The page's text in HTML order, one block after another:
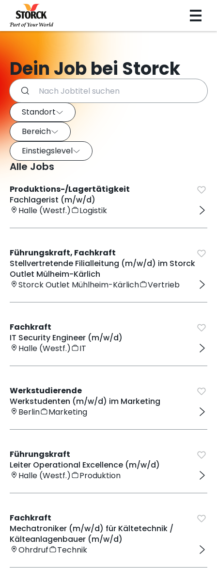
Dein Job bei Storck
Suchen Sie nach Jobs und verwenden Sie die Filter
Job-Filter
Verwenden Sie diese Filter, um Jobs nach Standort,
Standort
Bereich
Einstiegslevel
Alle Jobs
Produktions-/Lagertätigkeit
Fachlagerist (m/w/d)
Halle (Westf.)
Logistik
Führungskraft, Fachkraft
Stellvertretende Filialleitung (m/w/d) im Storck
Outlet Mülheim-Kärlich
Storck Outlet Mühlheim-Kärlich
Vertrieb
Fachkraft
IT Security Engineer (m/w/d)
Halle (Westf.)
IT
Werkstudierende
Werkstudenten (m/w/d) im Marketing
Berlin
Marketing
Führungskraft
Leiter Operational Excellence (m/w/d)
Halle (Westf.)
Produktion
Fachkraft
Mechatroniker (m/w/d) für Kältetechnik /
Kälteanlagenbauer (m/w/d)
Ohrdruf
Technik